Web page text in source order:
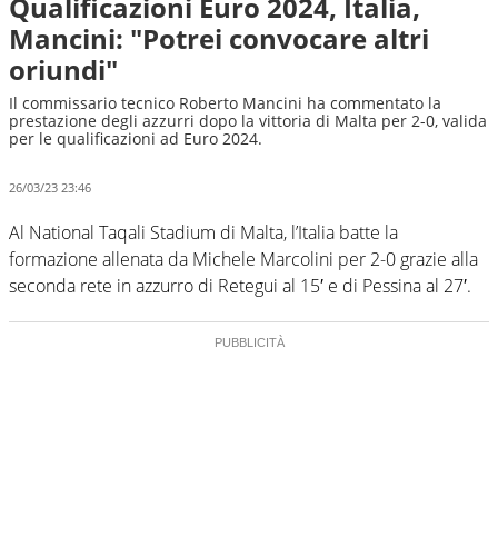
Mancini: "Potrei convocare altri
oriundi"
Il commissario tecnico Roberto Mancini ha commentato la
prestazione degli azzurri dopo la vittoria di Malta per 2-0, valida
per le qualificazioni ad Euro 2024.
26/03/23 23:46
Al National Taqali Stadium di Malta, l’Italia batte la
formazione allenata da Michele Marcolini per 2-0 grazie alla
seconda rete in azzurro di Retegui al 15′ e di Pessina al 27′.